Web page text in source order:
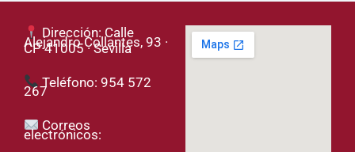
Dirección: Calle
Alejandro Collantes, 93 ·
CP 41005 · Sevilla
Teléfono: 954 572
267
Correos
electrónicos: